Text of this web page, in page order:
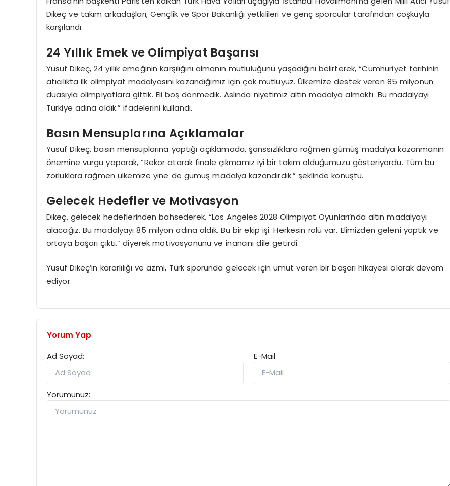
Dikeç ve takım arkadaşları, Gençlik ve Spor Bakanlığı yetkilileri ve genç sporcular tarafından coşkuyla
karşılandı.
24 Yıllık Emek ve Olimpiyat Başarısı
Yusuf Dikeç, 24 yıllık emeğinin karşılığını almanın mutluluğunu yaşadığını belirterek, “Cumhuriyet tarihinin
atıcılıkta ilk olimpiyat madalyasını kazandığımız için çok mutluyuz. Ülkemize destek veren 85 milyonun
duasıyla olimpiyatlara gittik. Eli boş dönmedik. Aslında niyetimiz altın madalya almaktı. Bu madalyayı
Türkiye adına aldık.” ifadelerini kullandı.
Basın Mensuplarına Açıklamalar
Yusuf Dikeç, basın mensuplarına yaptığı açıklamada, şanssızlıklara rağmen gümüş madalya kazanmanın
önemine vurgu yaparak, “Rekor atarak finale çıkmamız iyi bir takım olduğumuzu gösteriyordu. Tüm bu
zorluklara rağmen ülkemize yine de gümüş madalya kazandırdık.” şeklinde konuştu.
Gelecek Hedefler ve Motivasyon
Dikeç, gelecek hedeflerinden bahsederek, “Los Angeles 2028 Olimpiyat Oyunları’nda altın madalyayı
alacağız. Bu madalyayı 85 milyon adına aldık. Bu bir ekip işi. Herkesin rolü var. Elimizden geleni yaptık ve
ortaya başarı çıktı.” diyerek motivasyonunu ve inancını dile getirdi.
Yusuf Dikeç’in kararlılığı ve azmi, Türk sporunda gelecek için umut veren bir başarı hikayesi olarak devam
ediyor.
Yorum Yap
Ad Soyad:
E-Mail:
Yorumunuz: